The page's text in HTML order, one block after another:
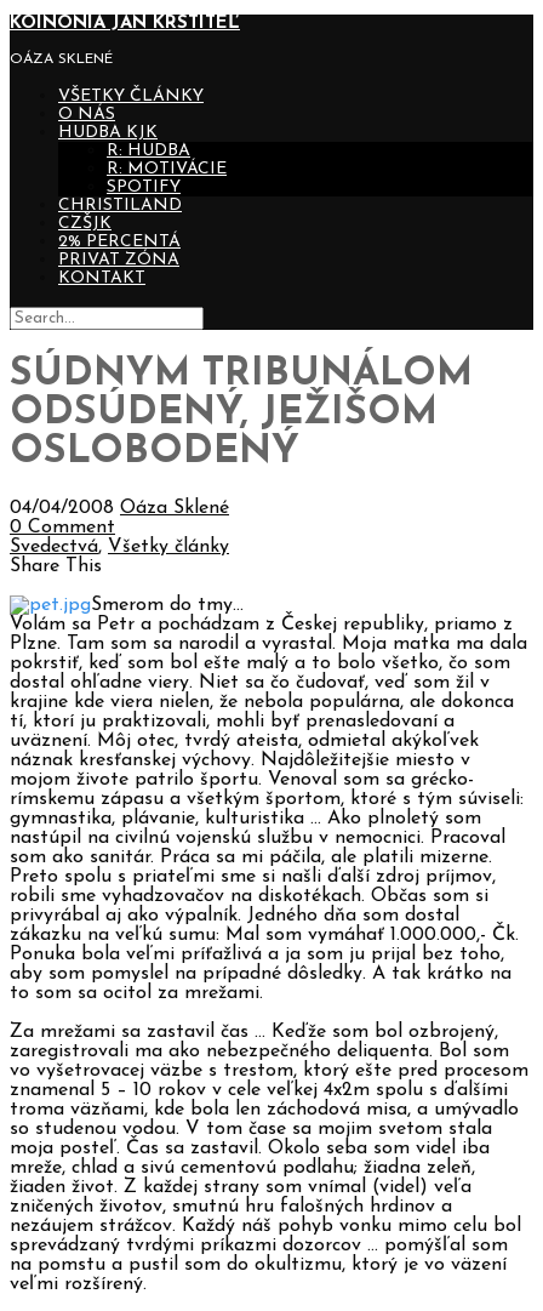
KOINONIA JÁN KRSTITEĽ
OÁZA SKLENÉ
VŠETKY ČLÁNKY
O NÁS
HUDBA KJK
R: HUDBA
R: MOTIVÁCIE
SPOTIFY
CHRISTILAND
CZŠJK
2% PERCENTÁ
PRIVAT ZÓNA
KONTAKT
SÚDNYM TRIBUNÁLOM
ODSÚDENÝ, JEŽIŠOM
OSLOBODENÝ
04/04/2008 Oáza Sklené
0 Comment
Svedectvá, Všetky články
Share This
Smerom do tmy…
Volám sa Petr a pochádzam z Českej republiky, priamo z
Plzne. Tam som sa narodil a vyrastal. Moja matka ma dala
pokrstiť, keď som bol ešte malý a to bolo všetko, čo som
dostal ohľadne viery. Niet sa čo čudovať, veď som žil v
krajine kde viera nielen, že nebola populárna, ale dokonca
tí, ktorí ju praktizovali, mohli byť prenasledovaní a
uväznení. Môj otec, tvrdý ateista, odmietal akýkoľvek
náznak kresťanskej výchovy. Najdôležitejšie miesto v
mojom živote patrilo športu. Venoval som sa grécko-
rímskemu zápasu a všetkým športom, ktoré s tým súviseli:
gymnastika, plávanie, kulturistika … Ako plnoletý som
nastúpil na civilnú vojenskú službu v nemocnici. Pracoval
som ako sanitár. Práca sa mi páčila, ale platili mizerne.
Preto spolu s priateľmi sme si našli ďalší zdroj príjmov,
robili sme vyhadzovačov na diskotékach. Občas som si
privyrábal aj ako výpalník. Jedného dňa som dostal
zákazku na veľkú sumu: Mal som vymáhať 1.000.000,- Čk.
Ponuka bola veľmi príťažlivá a ja som ju prijal bez toho,
aby som pomyslel na prípadné dôsledky. A tak krátko na
to som sa ocitol za mrežami.
Za mrežami sa zastavil čas … Keďže som bol ozbrojený,
zaregistrovali ma ako nebezpečného deliquenta. Bol som
vo vyšetrovacej väzbe s trestom, ktorý ešte pred procesom
znamenal 5 – 10 rokov v cele veľkej 4x2m spolu s ďalšími
troma väzňami, kde bola len záchodová misa, a umývadlo
so studenou vodou. V tom čase sa mojim svetom stala
moja posteľ. Čas sa zastavil. Okolo seba som videl iba
mreže, chlad a sivú cementovú podlahu; žiadna zeleň,
žiaden život. Z každej strany som vnímal (videl) veľa
zničených životov, smutnú hru falošných hrdinov a
nezáujem strážcov. Každý náš pohyb vonku mimo celu bol
sprevádzaný tvrdými príkazmi dozorcov … pomýšľal som
na pomstu a pustil som do okultizmu, ktorý je vo väzení
veľmi rozšírený.